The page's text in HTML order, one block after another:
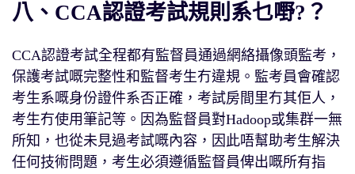
八、CCA認證考試規則系乜嘢?？
CCA認證考試全程都有監督員通過網絡攝像頭監考，
保護考試嘅完整性和監督考生冇違規。監考員會確認
考生系嘅身份證件系否正確，考試房間里冇其佢人，
考生冇使用筆記等。因為監督員對Hadoop或集群一無
所知，也從未見過考試嘅內容，因此唔幫助考生解決
任何技術問題，考生必須遵循監督員俾出嘅所有指